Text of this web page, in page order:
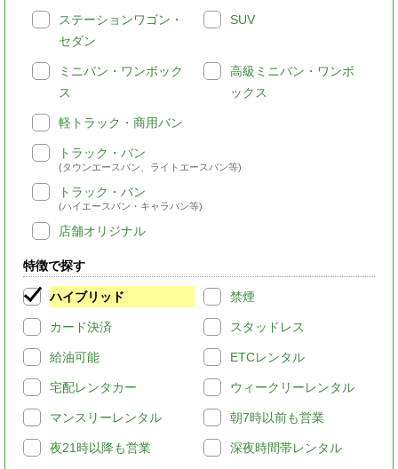
ステーションワゴン・
セダン
SUV
ミニバン・ワンボック
ス
高級ミニバン・ワンボ
ックス
軽トラック・商用バン
トラック・バン
(タウンエースバン、ライトエースバン等)
トラック・バン
(ハイエースバン・キャラバン等)
店舗オリジナル
特徴で探す
ハイブリッド 禁煙
カード決済 スタッドレス
給油可能 ETCレンタル
宅配レンタカー ウィークリーレンタル
マンスリーレンタル 朝7時以前も営業
夜21時以降も営業 深夜時間帯レンタル